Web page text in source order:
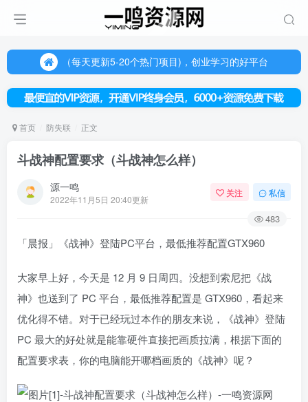
（每天更新5-20个热门项目)，创业学习的好平台
（每天更新5-20个热门项目)，创业学习的好平台
欢迎访问一鸣资源网，本站汇集数千网创课程和项目
首页 防失联 正文
斗战神配置要求（斗战神怎么样）
源一鸣
2022年11月5日 20:40更新
关注 私信
483
「晨报」《战神》登陆PC平台，最低推荐配置GTX960
大家早上好，今天是 12 月 9 日周四。没想到索尼把《战
神》也送到了 PC 平台，最低推荐配置是 GTX960，看起来
优化得不错。对于已经玩过本作的朋友来说，《战神》登陆
PC 最大的好处就是能靠硬件直接把画质拉满，根据下面的
配置要求表，你的电脑能开哪档画质的《战神》呢？